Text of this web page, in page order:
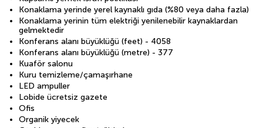
Konaklama yerinde yerel kaynaklı gıda (%80 veya daha fazla)
Konaklama yerinin tüm elektriği yenilenebilir kaynaklardan
gelmektedir
Konferans alanı büyüklüğü (feet) - 4058
Konferans alanı büyüklüğü (metre) - 377
Kuaför salonu
Kuru temizleme/çamaşırhane
LED ampuller
Lobide ücretsiz gazete
Ofis
Organik yiyecek